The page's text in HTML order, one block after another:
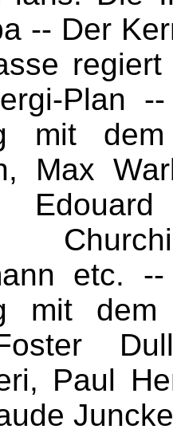
-- Der
Plan
mit
Max
etc.
mit dem
Paul